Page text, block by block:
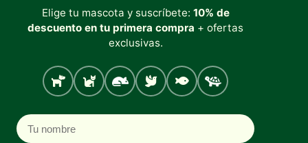
Elige tu mascota y suscríbete: 10% de
descuento en tu primera compra + ofertas
exclusivas.
Perro Gato Roedores
Aves PecesTortugas
Nombre
Correo electrónico